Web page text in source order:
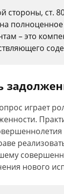
стороны, ст.
– это
играет
нового